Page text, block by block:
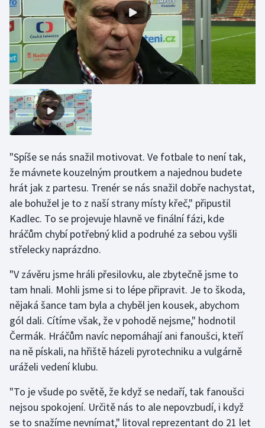
Plážový volejbal
Ragby
Rychlobruslení
Rychlostní kanoistika
Short track
Sportovní střelba
Stolní tenis
Veslování
Vodní slalom
Volejbal
Ostatní
"Spíše se nás snažil motivovat. Ve fotbale to není tak,
že mávnete kouzelným proutkem a najednou budete
hrát jak z partesu. Trenér se nás snažil dobře nachystat,
ale bohužel je to z naší strany místy křeč," připustil
Kadlec. To se projevuje hlavně ve finální fázi, kde
hráčům chybí potřebný klid a podruhé za sebou vyšli
střelecky naprázdno.
"V závěru jsme hráli přesilovku, ale zbytečně jsme to
tam hnali. Mohli jsme si to lépe připravit. Je to škoda,
nějaká šance tam byla a chyběl jen kousek, abychom
gól dali. Cítíme však, že v pohodě nejsme," hodnotil
Čermák. Hráčům navíc nepomáhají ani fanoušci, kteří
na ně pískali, na hřiště házeli pyrotechniku a vulgárně
uráželi vedení klubu.
"To je všude po světě, že když se nedaří, tak fanoušci
nejsou spokojení. Určitě nás to ale nepovzbudí, i když
se to snažíme nevnímat," litoval reprezentant do 21 let